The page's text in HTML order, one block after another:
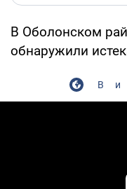
В Оболонском
обнаружили